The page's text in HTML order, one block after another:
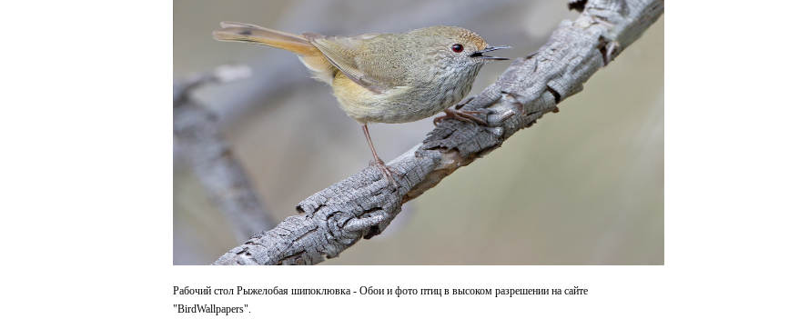
Рабочий стол Рыжелобая шипоклювка - Обои и фото птиц в высоком разрешении на сайте
"BirdWallpapers".